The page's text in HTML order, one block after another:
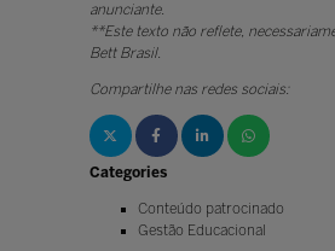
anunciante.
**Este texto não reflete,
Bett Brasil.
Compartilhe nas redes sociais:
Categories
Conteúdo patrocinado
Gestão Educacional